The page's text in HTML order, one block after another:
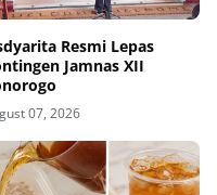
Resmi Lepas
Jamnas XII
07, 2026